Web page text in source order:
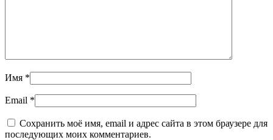
Имя *
Email *
Сохранить моё имя, email и адрес сайта в этом браузере для
последующих моих комментариев.